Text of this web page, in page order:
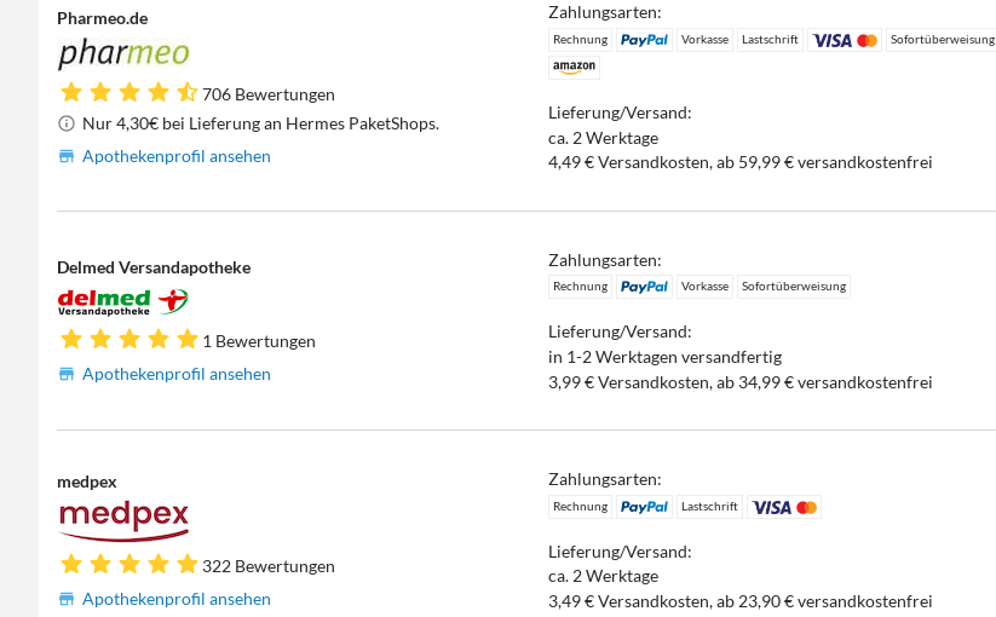
Pharmeo.de
706 Bewertungen
Nur 4,30€ bei Lieferung an Hermes PaketShops.
Apothekenprofil ansehen
Zahlungsarten:
Rechnung Vorkasse Lastschrift Sofortüberweisung
Lieferung/Versand:
ca. 2 Werktage
4,49 € Versandkosten, ab 59,99 € versandkostenfrei
Delmed Versandapotheke
1 Bewertungen
Apothekenprofil ansehen
Zahlungsarten:
Rechnung Vorkasse Sofortüberweisung
Lieferung/Versand:
in 1-2 Werktagen versandfertig
3,99 € Versandkosten, ab 34,99 € versandkostenfrei
medpex
322 Bewertungen
Apothekenprofil ansehen
Zahlungsarten:
Rechnung Lastschrift
Lieferung/Versand:
ca. 2 Werktage
3,49 € Versandkosten, ab 23,90 € versandkostenfrei